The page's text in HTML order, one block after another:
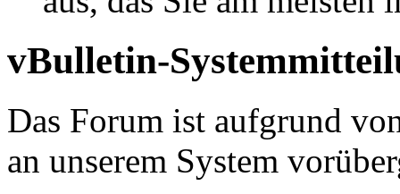
vBulletin-
Das Forum ist aufgrund
an unserem System